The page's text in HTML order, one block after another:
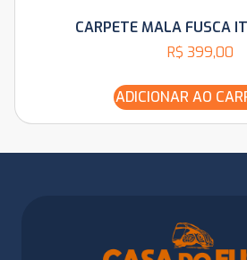
CARPETE MALA FUSCA
R$ 399,00
ADICIONAR AO